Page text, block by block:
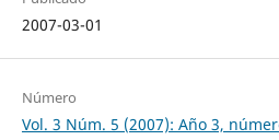
2007-03-01
Número
Vol. 3 Núm. 5 (2007): Año 3,